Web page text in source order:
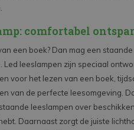
comfortabel
een boek? Dan mag een
Led leeslampen zijn speciaal
voor het lezen van een boek,
van de perfecte leesomgeving.
leeslampen over
Daarnaast zorgt de juiste